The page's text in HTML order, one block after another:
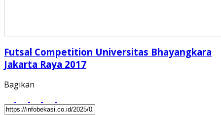
Futsal Competition Universitas Bhayangkara
Jakarta Raya 2017
Bagikan